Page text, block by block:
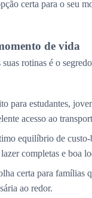
certa para o seu
de vida
rotinas é o
para estudantes,
acesso ao
equilíbrio de
completas e boa
certa para famílias
ao redor.